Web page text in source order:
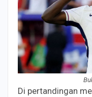
Di pertandingan